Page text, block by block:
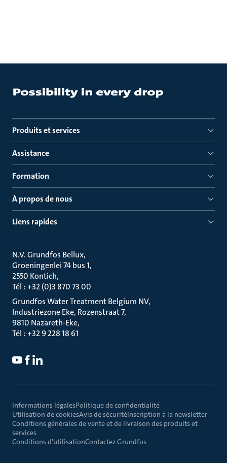
Produits et services
Assistance
Formation
À propos de nous
Liens rapides
N.V. Grundfos Bellux
Groeningenlei 74 bus 1
2550 Kontich
Tél : +32 (0)3 870 73 00
Grundfos Water Treatment Belgium NV
Industriezone Eke, Rozenstraat 7
9810 Nazareth-Eke
Tél : +32 9 228 18 61
Informations légalesPolitique de confidentialité
Utilisation de cookiesAvis de sécuritéInscription à la newsletter
Conditions générales de vente et de livraison des produits et
services
Conditions d'utilisationContactez Grundfos